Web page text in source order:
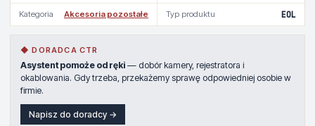
Kategoria Akcesoria pozostałe Typ produktu EOL
◆ DORADCA CTR
Asystent pomoże od ręki — dobór kamery, rejestratora i
okablowania. Gdy trzeba, przekażemy sprawę odpowiedniej osobie w
firmie.
Napisz do doradcy →